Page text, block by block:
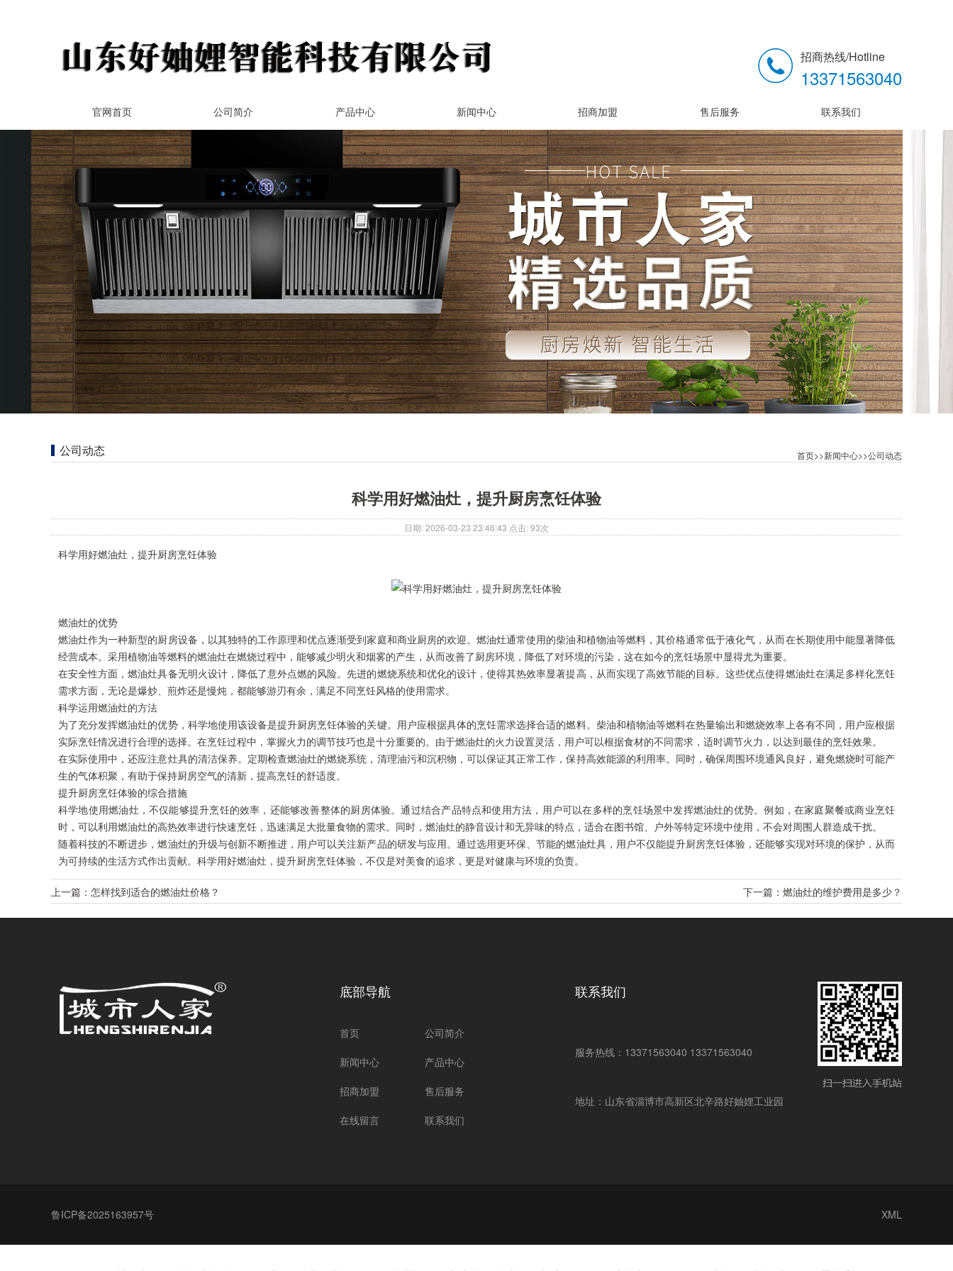
招商热线/Hotline
13371563040
官网首页 公司简介 产品中心 新闻中心 招商加盟 售后服务 联系我们
公司动态 首页>>新闻中心>>公司动态
科学用好燃油灶，提升厨房烹饪体验
日期: 2026-03-23 23:46:43 点击: 93次
科学用好燃油灶，提升厨房烹饪体验
燃油灶的优势
燃油灶作为一种新型的厨房设备，以其独特的工作原理和优点逐渐受到家庭和商业厨房的欢迎。燃油灶通常使用的柴油和植物油等燃料，其价格通常低于液化气，从而在长期使用中能显著降低
经营成本。采用植物油等燃料的燃油灶在燃烧过程中，能够减少明火和烟雾的产生，从而改善了厨房环境，降低了对环境的污染，这在如今的烹饪场景中显得尤为重要。
在安全性方面，燃油灶具备无明火设计，降低了意外点燃的风险。先进的燃烧系统和优化的设计，使得其热效率显著提高，从而实现了高效节能的目标。这些优点使得燃油灶在满足多样化烹饪
需求方面，无论是爆炒、煎炸还是慢炖，都能够游刃有余，满足不同烹饪风格的使用需求。
科学运用燃油灶的方法
为了充分发挥燃油灶的优势，科学地使用该设备是提升厨房烹饪体验的关键。用户应根据具体的烹饪需求选择合适的燃料。柴油和植物油等燃料在热量输出和燃烧效率上各有不同，用户应根据
实际烹饪情况进行合理的选择。在烹饪过程中，掌握火力的调节技巧也是十分重要的。由于燃油灶的火力设置灵活，用户可以根据食材的不同需求，适时调节火力，以达到最佳的烹饪效果。
在实际使用中，还应注意灶具的清洁保养。定期检查燃油灶的燃烧系统，清理油污和沉积物，可以保证其正常工作，保持高效能源的利用率。同时，确保周围环境通风良好，避免燃烧时可能产
生的气体积聚，有助于保持厨房空气的清新，提高烹饪的舒适度。
提升厨房烹饪体验的综合措施
科学地使用燃油灶，不仅能够提升烹饪的效率，还能够改善整体的厨房体验。通过结合产品特点和使用方法，用户可以在多样的烹饪场景中发挥燃油灶的优势。例如，在家庭聚餐或商业烹饪
时，可以利用燃油灶的高热效率进行快速烹饪，迅速满足大批量食物的需求。同时，燃油灶的静音设计和无异味的特点，适合在图书馆、户外等特定环境中使用，不会对周围人群造成干扰。
随着科技的不断进步，燃油灶的升级与创新不断推进，用户可以关注新产品的研发与应用。通过选用更环保、节能的燃油灶具，用户不仅能提升厨房烹饪体验，还能够实现对环境的保护，从而
为可持续的生活方式作出贡献。科学用好燃油灶，提升厨房烹饪体验，不仅是对美食的追求，更是对健康与环境的负责。
上一篇： 怎样找到适合的燃油灶价格？ 下一篇： 燃油灶的维护费用是多少？
底部导航
首页 公司简介
新闻中心 产品中心
招商加盟 售后服务
在线留言 联系我们
联系我们
服务热线：13371563040 13371563040
地址：山东省淄博市高新区北辛路好妯娌工业园
鲁ICP备2025163957号 XML